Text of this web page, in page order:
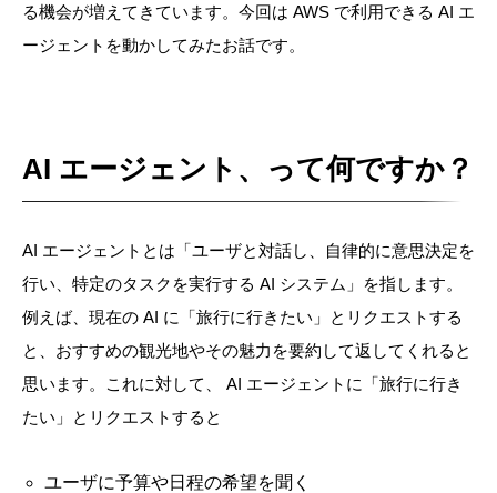
る機会が増えてきています。今回は AWS で利用できる AI エ
ージェントを動かしてみたお話です。
AI エージェント、って何ですか？
AI エージェントとは「ユーザと対話し、自律的に意思決定を
行い、特定のタスクを実行する AI システム」を指します。
例えば、現在の AI に「旅行に行きたい」とリクエストする
と、おすすめの観光地やその魅力を要約して返してくれると
思います。これに対して、 AI エージェントに「旅行に行き
たい」とリクエストすると
ユーザに予算や日程の希望を聞く